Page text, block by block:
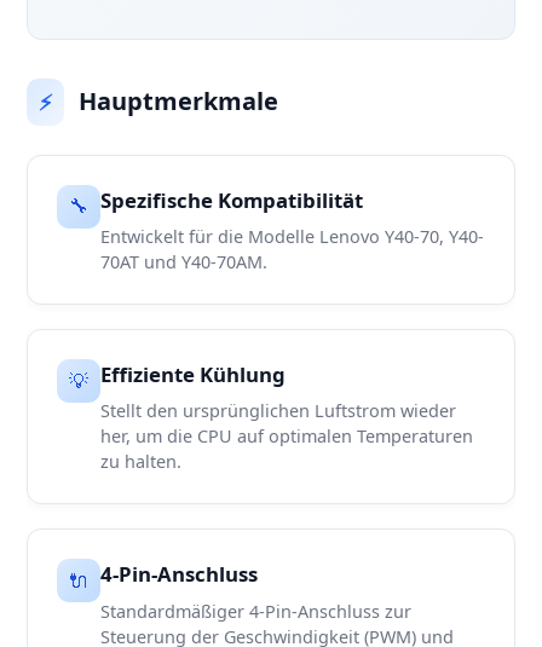
⚡ Hauptmerkmale
🔧 Spezifische Kompatibilität
Entwickelt für die Modelle Lenovo Y40-70, Y40-
70AT und Y40-70AM.
💡 Effiziente Kühlung
Stellt den ursprünglichen Luftstrom wieder
her, um die CPU auf optimalen Temperaturen
zu halten.
🔌 4-Pin-Anschluss
Standardmäßiger 4-Pin-Anschluss zur
Steuerung der Geschwindigkeit (PWM) und